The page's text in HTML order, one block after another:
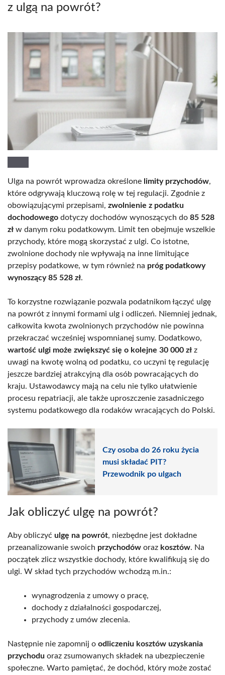
z ulgą na powrót?
Ulga na powrót wprowadza określone limity przychodów,
które odgrywają kluczową rolę w tej regulacji. Zgodnie z
obowiązującymi przepisami, zwolnienie z podatku
dochodowego dotyczy dochodów wynoszących do 85 528
zł w danym roku podatkowym. Limit ten obejmuje wszelkie
przychody, które mogą skorzystać z ulgi. Co istotne,
zwolnione dochody nie wpływają na inne limitujące
przepisy podatkowe, w tym również na próg podatkowy
wynoszący 85 528 zł.
To korzystne rozwiązanie pozwala podatnikom łączyć ulgę
na powrót z innymi formami ulg i odliczeń. Niemniej jednak,
całkowita kwota zwolnionych przychodów nie powinna
przekraczać wcześniej wspomnianej sumy. Dodatkowo,
wartość ulgi może zwiększyć się o kolejne 30 000 zł z
uwagi na kwotę wolną od podatku, co uczyni tę regulację
jeszcze bardziej atrakcyjną dla osób powracających do
kraju. Ustawodawcy mają na celu nie tylko ułatwienie
procesu repatriacji, ale także uproszczenie zasadniczego
systemu podatkowego dla rodaków wracających do Polski.
Czy osoba do 26 roku życia
musi składać PIT?
Przewodnik po ulgach
Jak obliczyć ulgę na powrót?
Aby obliczyć ulgę na powrót, niezbędne jest dokładne
przeanalizowanie swoich przychodów oraz kosztów. Na
początek zlicz wszystkie dochody, które kwalifikują się do
ulgi. W skład tych przychodów wchodzą m.in.:
wynagrodzenia z umowy o pracę,
dochody z działalności gospodarczej,
przychody z umów zlecenia.
Następnie nie zapomnij o odliczeniu kosztów uzyskania
przychodu oraz zsumowanych składek na ubezpieczenie
społeczne. Warto pamiętać, że dochód, który może zostać